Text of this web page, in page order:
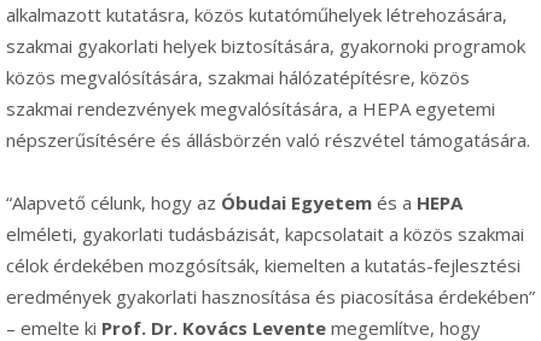
alkalmazott kutatásra, közös kutatóműhelyek létrehozására,
szakmai gyakorlati helyek biztosítására, gyakornoki programok
közös megvalósítására, szakmai hálózatépítésre, közös
szakmai rendezvények megvalósítására, a HEPA egyetemi
népszerűsítésére és állásbörzén való részvétel támogatására.
“Alapvető célunk, hogy az Óbudai Egyetem és a HEPA
elméleti, gyakorlati tudásbázisát, kapcsolatait a közös szakmai
célok érdekében mozgósítsák, kiemelten a kutatás-fejlesztési
eredmények gyakorlati hasznosítása és piacosítása érdekében”
– emelte ki Prof. Dr. Kovács Levente megemlítve, hogy